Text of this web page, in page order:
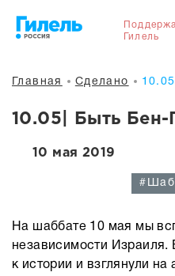
Гилель
Главная Сделано
10.05| Быть Бен-
10 мая 2019
На шаббате 10 мая мы
независимости Израиля.
к истории и взглянули на